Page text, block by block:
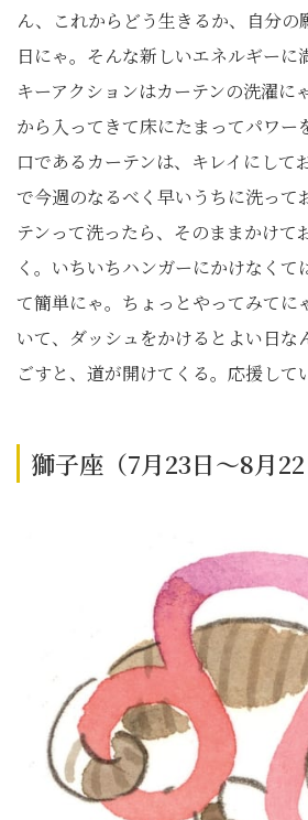
ん、これからどう生きるか、自分の
日にゃ。そんな新しいエネルギーに
キーアクションはカーテンの洗濯に
から入ってきて床にたまってパワー
口であるカーテンは、キレイにして
で今週のなるべく早いうちに洗って
テンって洗ったら、そのままかけて
く。いちいちハンガーにかけなくて
て簡単にゃ。ちょっとやってみてに
いて、ダッシュをかけるとよい日な
ごすと、道が開けてくる。応援して
獅子座（7月23日～8月